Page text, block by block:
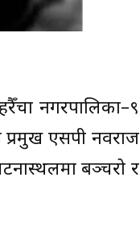
नगरपालिका–९
प्रमुख एसपी नवराज
बञ्चरो र